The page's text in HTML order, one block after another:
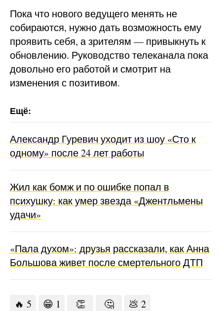
Пока что нового ведущего менять не
собираются, нужно дать возможность ему
проявить себя, а зрителям — привыкнуть к
обновлению. Руководство телеканала пока
довольно его работой и смотрит на
изменения с позитивом.
Александр Гуревич уходит из шоу «Сто к
одному» после 24 лет работы
Жил как бомж и по ошибке попал в
психушку: как умер звезда «Джентльмены
удачи»
«Пала духом»: друзья рассказали, как Анна
Большова живет после смертельного ДТП
🔥 5 😁 1 👏 🤔 💩 2